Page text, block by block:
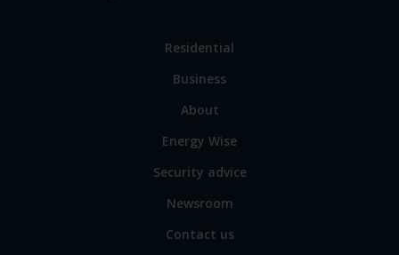
Link
main
Residential
Business
Link
some
our
sites
About
Energy Wise
Security advice
Newsroom
Contact us